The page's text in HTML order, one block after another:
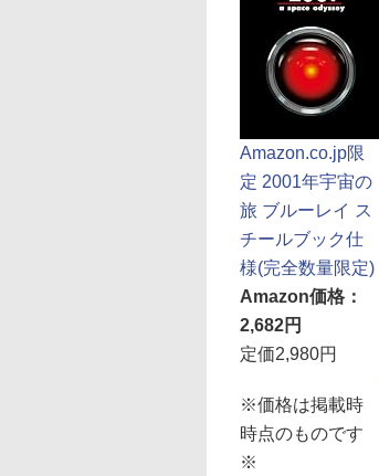
Amazon.co.jp限
定 2001年宇宙の
旅 ブルーレイ ス
チールブック仕
様(完全数量限定)
Amazon価格：
2,682円
定価2,980円
※価格は掲載時
時点のものです
※